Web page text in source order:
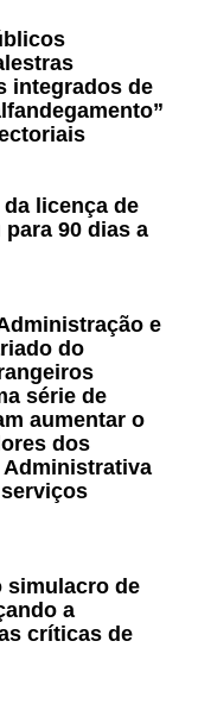
integrados de
licença de
90 dias a
e
do
série de
aumentar o
dos
simulacro de
a
críticas de